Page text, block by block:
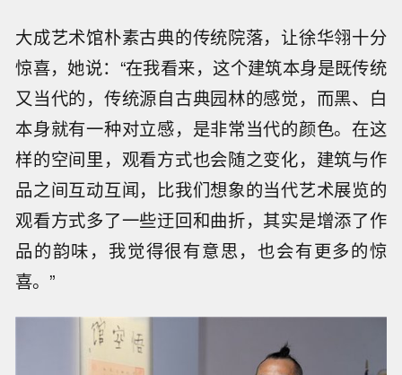
大成艺术馆朴素古典的传统院落，让徐华翎十分
惊喜，她说：“在我看来，这个建筑本身是既传统
又当代的，传统源自古典园林的感觉，而黑、白
本身就有一种对立感，是非常当代的颜色。在这
样的空间里，观看方式也会随之变化，建筑与作
品之间互动互闻，比我们想象的当代艺术展览的
观看方式多了一些迂回和曲折，其实是增添了作
品的韵味，我觉得很有意思，也会有更多的惊
喜。”